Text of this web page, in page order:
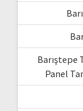
Barıştepe
Panel